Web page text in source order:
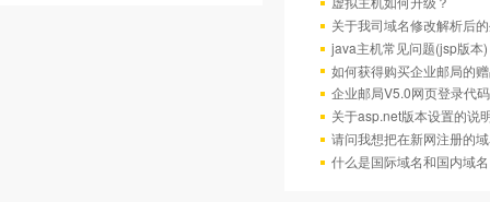
关于我司域名修改解析后
java主机常见问题(jsp版本)
如何获得购买企业邮局的
企业邮局V5.0网页登录代码
关于asp.net版本设置的说
请问我想把在新网注册的
什么是国际域名和国内域